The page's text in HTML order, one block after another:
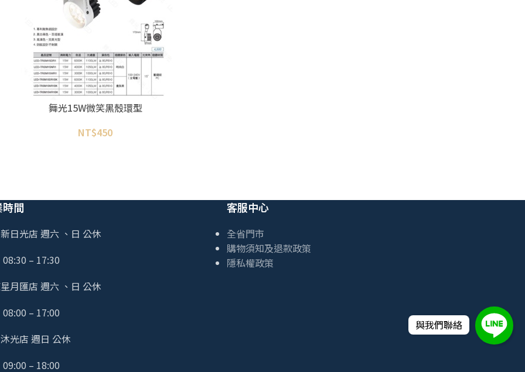
與我們聯絡
舞光15W微笑黑殼環型
NT$450
間
日光店 週六 、日 公休
08:30 – 17:30
月匯店 週六 、日 公休
08:00 – 17:00
光店 週日 公休
09:00 – 18:00
客服中心
全省門市
購物須知及退款政策
隱私權政策